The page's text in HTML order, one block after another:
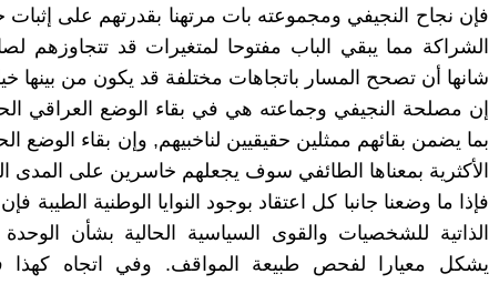
فإن نجاح النجيفي ومجموعته بات مرتهنا بقدرتهم على
الشراكة مما يبقي الباب مفتوحا لمتغيرات قد تتجاوزهم
شانها أن تصحح المسار باتجاهات مختلفة قد يكون من بينها
إن مصلحة النجيفي وجماعته هي في بقاء الوضع العراقي
بما يضمن بقائهم ممثلين حقيقيين لناخبيهم, وإن بقاء الوضع
الأكثرية بمعناها الطائفي سوف يجعلهم خاسرين على المدى
فإذا ما وضعنا جانبا كل اعتقاد بوجود النوايا الوطنية الطيبة
الذاتية للشخصيات والقوى السياسية الحالية بشأن
يشكل معيارا لفحص طبيعة المواقف. وفي اتجاه